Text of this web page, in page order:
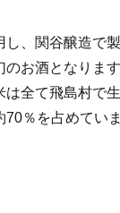
、関谷醸造で
お酒となります
全て飛島村で
％を占めていま